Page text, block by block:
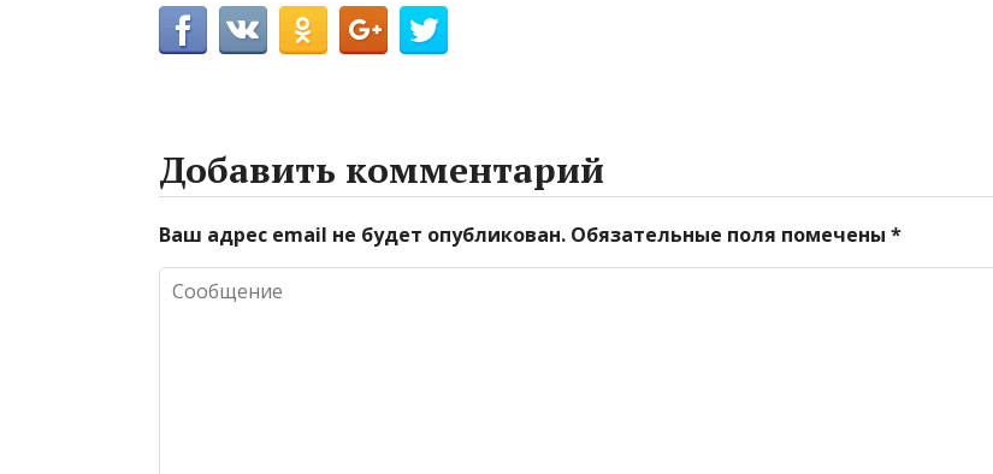
Добавить комментарий
Ваш адрес email не будет опубликован. Обязательные поля помечены *